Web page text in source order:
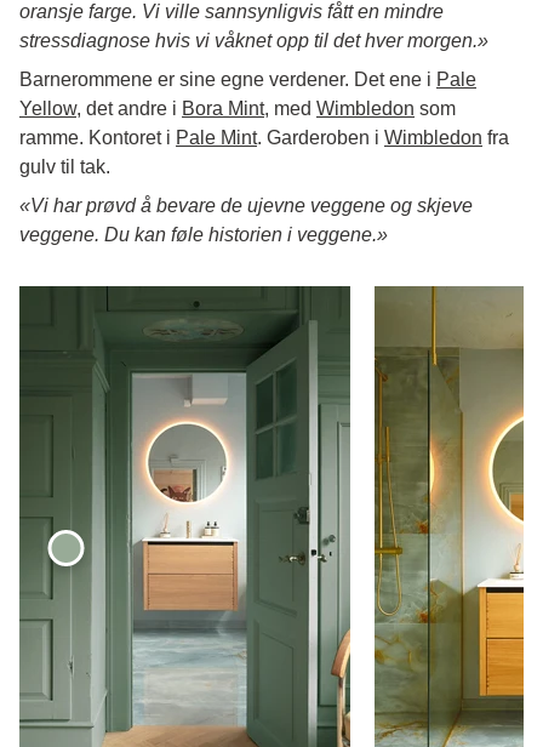
oransje farge. Vi ville sannsynligvis fått en mindre
stressdiagnose hvis vi våknet opp til det hver morgen.»
Barnerommene er sine egne verdener. Det ene i Pale
Yellow, det andre i Bora Mint, med Wimbledon som
ramme. Kontoret i Pale Mint. Garderoben i Wimbledon fra
gulv til tak.
«Vi har prøvd å bevare de ujevne veggene og skjeve
veggene. Du kan føle historien i veggene.»